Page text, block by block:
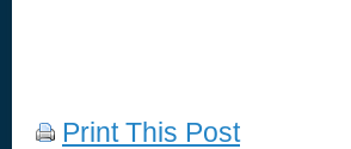
Print This Post